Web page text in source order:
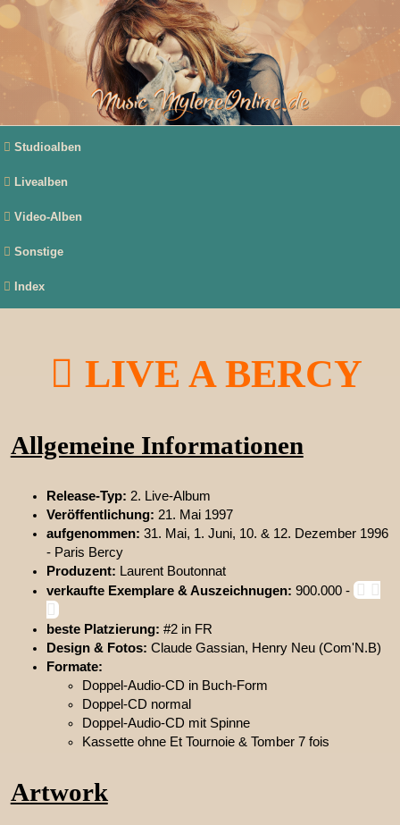
Studioalben
Livealben
Video-Alben
Sonstige
Index
LIVE A BERCY
Allgemeine Informationen
Release-Typ: 2. Live-Album
Veröffentlichung: 21. Mai 1997
aufgenommen: 31. Mai, 1. Juni, 10. & 12. Dezember 1996
- Paris Bercy
Produzent: Laurent Boutonnat
verkaufte Exemplare & Auszeichnugen: 900.000 -
beste Platzierung: #2 in FR
Design & Fotos: Claude Gassian, Henry Neu (Com'N.B)
Formate:
Doppel-Audio-CD in Buch-Form
Doppel-CD normal
Doppel-Audio-CD mit Spinne
Kassette ohne Et Tournoie & Tomber 7 fois
Artwork